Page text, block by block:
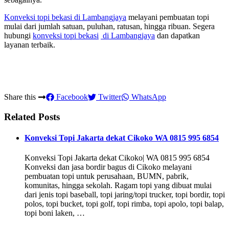
Konveksi topi bekasi di Lambangjaya melayani pembuatan topi
mulai dari jumlah satuan, puluhan, ratusan, hingga ribuan. Segera
hubungi konveksi topi bekasi di Lambangjaya dan dapatkan
layanan terbaik.
Share this Facebook Twitter WhatsApp
Related Posts
Konveksi Topi Jakarta dekat Cikoko WA 0815 995 6854
Konveksi Topi Jakarta dekat Cikoko| WA 0815 995 6854
Konveksi dan jasa bordir bagus di Cikoko melayani
pembuatan topi untuk perusahaan, BUMN, pabrik,
komunitas, hingga sekolah. Ragam topi yang dibuat mulai
dari jenis topi baseball, topi jaring/topi trucker, topi bordir, topi
polos, topi bucket, topi golf, topi rimba, topi apolo, topi balap,
topi boni laken, …